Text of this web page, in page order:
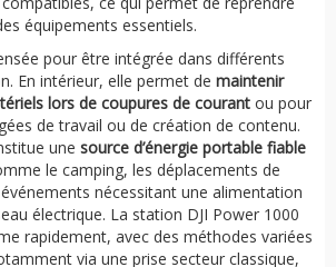
équipements essentiels.
pour être intégrée dans différents
En intérieur, elle permet de maintenir
lors de coupures de courant ou pour
de travail ou de création de contenu.
une source d’énergie portable fiable
le camping, les déplacements de
nécessitant une alimentation
électrique. La station DJI Power 1000
rapidement, avec des méthodes variées
via une prise secteur classique,